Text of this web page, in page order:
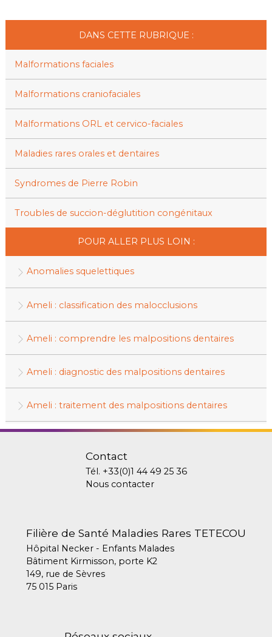
DANS CETTE RUBRIQUE :
Malformations faciales
Malformations craniofaciales
Malformations ORL et cervico-faciales
Maladies rares orales et dentaires
Syndromes de Pierre Robin
Troubles de succion-déglutition congénitaux
POUR ALLER PLUS LOIN :
Anomalies squelettiques
Ameli : classification des malocclusions
Ameli : comprendre les malpositions dentaires
Ameli : diagnostic des malpositions dentaires
Ameli : traitement des malpositions dentaires
Contact
Tél. +33(0)1 44 49 25 36
Nous contacter
Filière de Santé Maladies Rares TETECOU
Hôpital Necker - Enfants Malades
Bâtiment Kirmisson, porte K2
149, rue de Sèvres
75 015 Paris